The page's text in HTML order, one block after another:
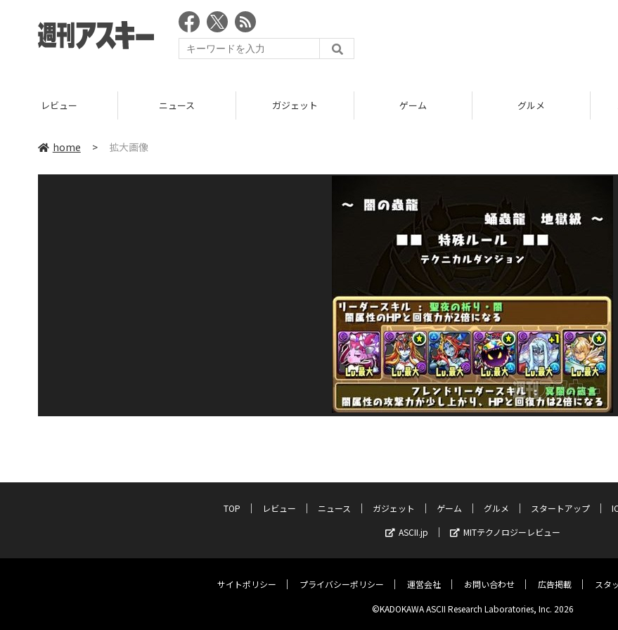
レビュー ニュース ガジェット ゲーム グルメ
home > 拡大画像
TOP レビュー ニュース ガジェット ゲーム グルメ スタートアップ
ASCII.jp
MITテクノロジーレビュー
サイトポリシー プライバシーポリシー 運営会社 お問い合わせ 広告掲載 スタ
©KADOKAWA ASCII Research Laboratories, Inc. 2026